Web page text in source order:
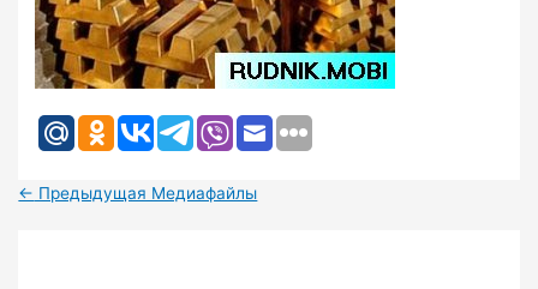
← Предыдущая Медиафайлы